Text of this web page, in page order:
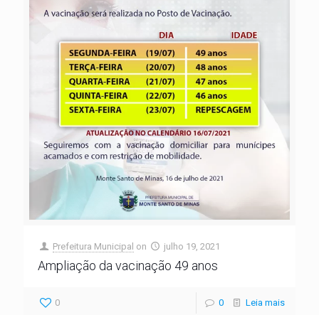
Prefeitura Municipal on julho 19, 2021
Ampliação da vacinação 49 anos
0 0 Leia mais